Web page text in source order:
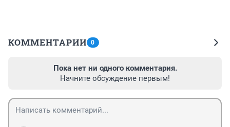
КОММЕНТАРИИ 0
Пока нет ни одного комментария.
Начните обсуждение первым!